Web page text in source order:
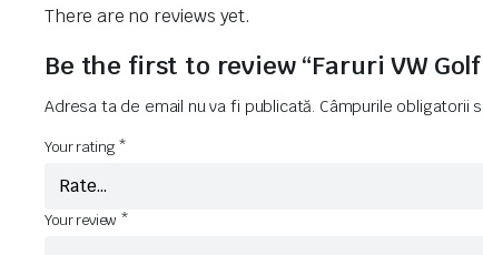
There are no reviews yet.
Be the first to review “Faruri VW Golf
Adresa ta de email nu va fi publicată. Câmpurile obligatorii
Your rating*
Your review *